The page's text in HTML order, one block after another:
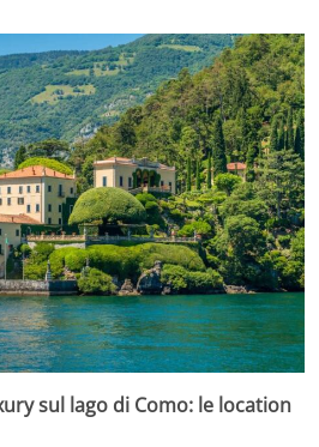
sul lago di Como: le location